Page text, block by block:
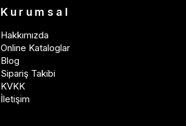
Kurumsal
Hakkımızda
Online Kataloglar
Blog
Sipariş Takibi
KVKK
İletişim